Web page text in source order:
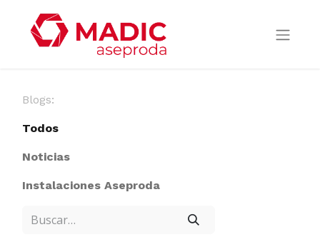
Blogs:
Todos
Noticias
Instalaciones Aseproda